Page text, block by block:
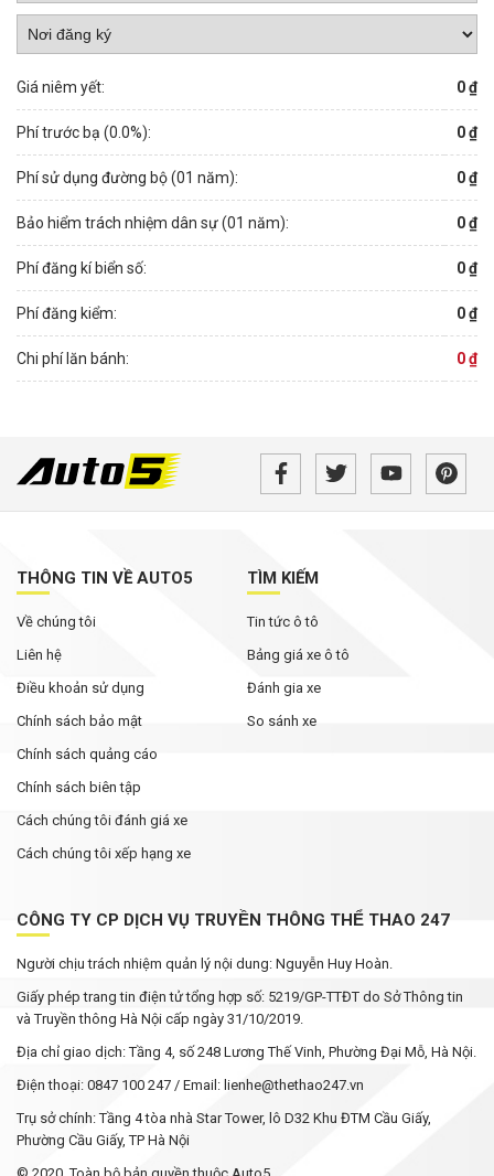
Giá niêm yết: 0 ₫
Phí trước bạ (0.0%): 0 ₫
Phí sử dụng đường bộ (01 năm): 0 ₫
Bảo hiểm trách nhiệm dân sự (01 năm): 0 ₫
Phí đăng kí biển số: 0 ₫
Phí đăng kiểm: 0 ₫
Chi phí lăn bánh: 0 ₫
THÔNG TIN VỀ AUTO5
Về chúng tôi
Liên hệ
Điều khoản sử dụng
Chính sách bảo mật
Chính sách quảng cáo
Chính sách biên tập
Cách chúng tôi đánh giá xe
Cách chúng tôi xếp hạng xe
TÌM KIẾM
Tin tức ô tô
Bảng giá xe ô tô
Đánh gia xe
So sánh xe
CÔNG TY CP DỊCH VỤ TRUYỀN THÔNG THỂ THAO 247
Người chịu trách nhiệm quản lý nội dung: Nguyễn Huy Hoàn.
Giấy phép trang tin điện tử tổng hợp số: 5219/GP-TTĐT do Sở Thông tin
và Truyền thông Hà Nội cấp ngày 31/10/2019.
Địa chỉ giao dịch: Tầng 4, số 248 Lương Thế Vinh, Phường Đại Mỗ, Hà Nội.
Điện thoại: 0847 100 247 / Email: lienhe@thethao247.vn
Trụ sở chính: Tầng 4 tòa nhà Star Tower, lô D32 Khu ĐTM Cầu Giấy,
Phường Cầu Giấy, TP Hà Nội